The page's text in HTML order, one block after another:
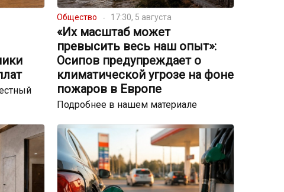
Общество 17:30, 5 августа
«Их масштаб может
превысить весь наш опыт»:
Осипов предупреждает о
климатической угрозе на фоне
пожаров в Европе
Подробнее в нашем материале